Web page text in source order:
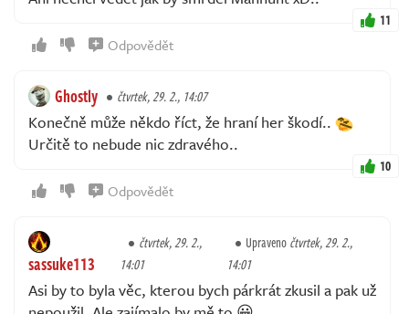
11
Odpovědět
Ghostly čtvrtek, 29. 2., 14:07
Konečně může někdo říct, že hraní her škodí..
Určitě to nebude nic zdravého..
10
Odpovědět
sassuke113
čtvrtek, 29. 2.,
14:01
Upravenočtvrtek, 29. 2.,
14:01
Asi by to byla věc, kterou bych párkrát zkusil a pak už